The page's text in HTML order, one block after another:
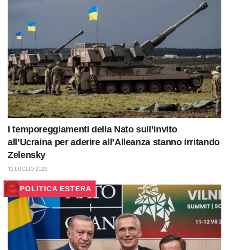
I temporeggiamenti della Nato sull’invito
all’Ucraina per aderire all’Alleanza stanno irritando
Zelensky
12 LUGLIO 2023
POLITICA ESTERA